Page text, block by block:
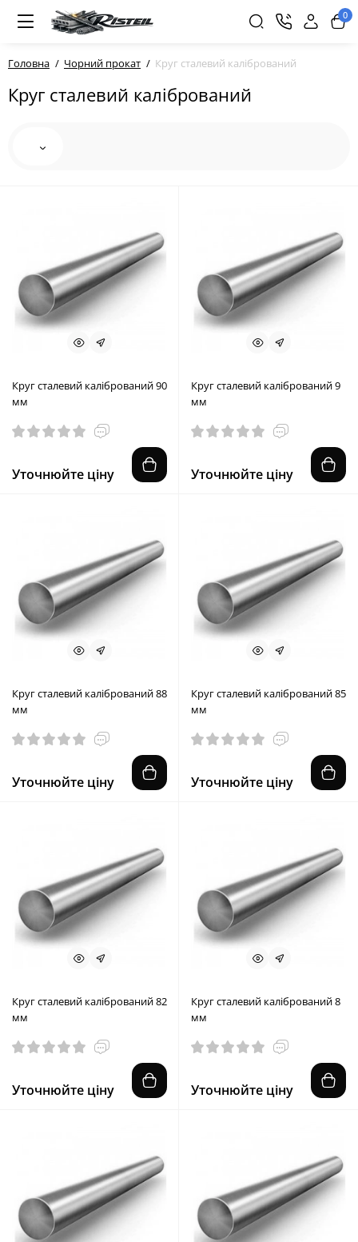
0
Головна Чорний прокат Круг сталевий калібрований
Круг сталевий калібрований
Круг сталевий калібрований 90
мм
Уточнюйте ціну
Круг сталевий калібрований 9
мм
Уточнюйте ціну
Круг сталевий калібрований 88
мм
Уточнюйте ціну
Круг сталевий калібрований 85
мм
Уточнюйте ціну
Круг сталевий калібрований 82
мм
Уточнюйте ціну
Круг сталевий калібрований 8
мм
Уточнюйте ціну